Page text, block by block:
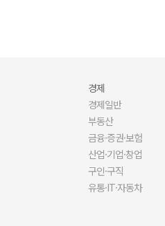
경제
경제일반
부동산
금융·증권·보험
산업·기업·창업
구인·구직
유통·IT·자동차